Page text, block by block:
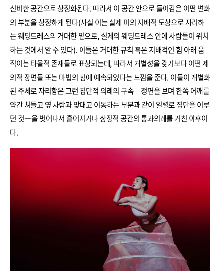
신비한 공간으로 상징화된다. 따라서 이 공간 안으로 들어감은 어떤 변화
의 부분을 상정하게 된다(사실 이는 실제 미의 지배적 도상으로 자리하
는 웨딩드레스의 거대한 밑으로, 실제의 웨딩드레스 안에 사람들이 위치
하는 것에서 알 수 있다). 이들은 거대한 규칙 혹은 지배적인 힘 아래 움
직이는 타율적 존재들로 표상되는데, 따라서 개별성을 갖기보다 어떤 제
의적 장면들 또는 마법의 힘에 예속되었다는 느낌을 준다. 이들이 개별화
된 주체로 자리함은 그런 집단적 의례의 구속―정면을 보며 한쪽 어깨를
약간 쳐들고 옆 사람과 맞대고 이동하는 부분과 같이 일렬로 집단을 이루
던 것―을 벗어나서 흩어지거나 상징적 공간의 통과의례를 거친 이후이
다.